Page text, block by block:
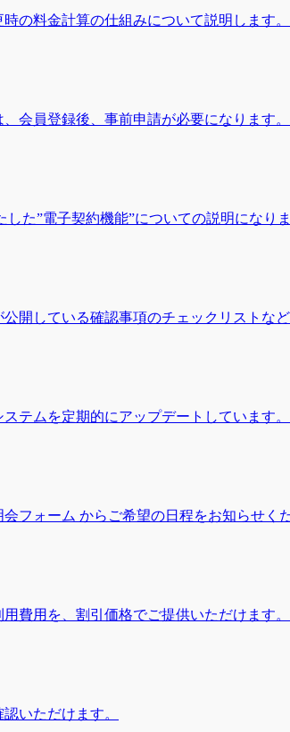
の料金計算の仕組みについて説明します。
会員登録後、事前申請が必要になります。
た”電子契約機能”についての説明になり
開している確認事項のチェックリストな
テムを定期的にアップデートしています。
フォーム からご希望の日程をお知らせく
費用を、割引価格でご提供いただけます。
いただけます。